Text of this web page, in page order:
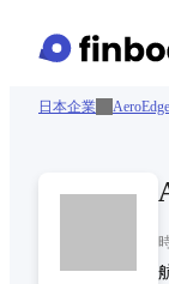
日本企業 AeroEdge